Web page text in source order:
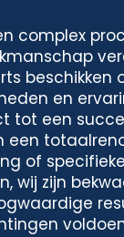
complex
beschikken
en
tot een
een
of specifieke
wij zijn